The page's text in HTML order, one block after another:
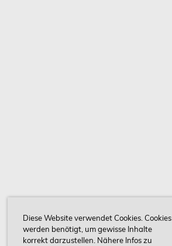
Diese Website verwendet Cookies. Cookies
werden benötigt, um gewisse Inhalte
korrekt darzustellen. Nähere Infos zu